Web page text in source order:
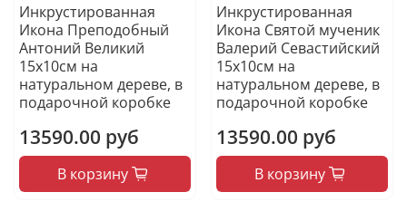
Инкрустированная
Икона Преподобный
Антоний Великий
15х10см на
натуральном дереве, в
подарочной коробке
13590.00 руб
В корзину
Инкрустированная
Икона Святой мученик
Валерий Севастийский
15х10см на
натуральном дереве, в
подарочной коробке
13590.00 руб
В корзину